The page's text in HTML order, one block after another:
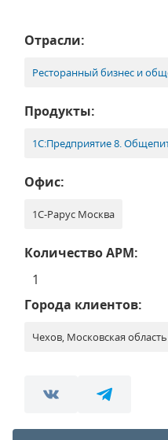
Отрасли:
Ресторанный бизнес и
Продукты:
1С:Предприятие 8.
Офис:
1С-Рарус Москва
Количество АРМ:
1
Города клиентов:
Чехов, Московская область